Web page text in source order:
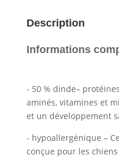
Description
Informations
- 50 % dinde–
aminés, vitamines et
et un développement
- hypoallergénique –
conçue pour les